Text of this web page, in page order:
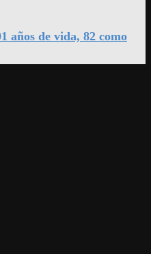
años de vida, 82 como